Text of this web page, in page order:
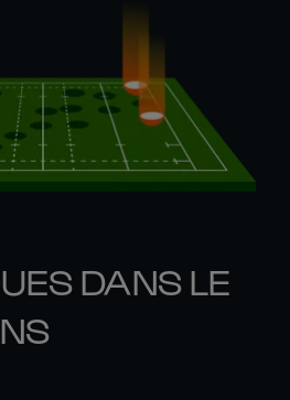
DANS LE